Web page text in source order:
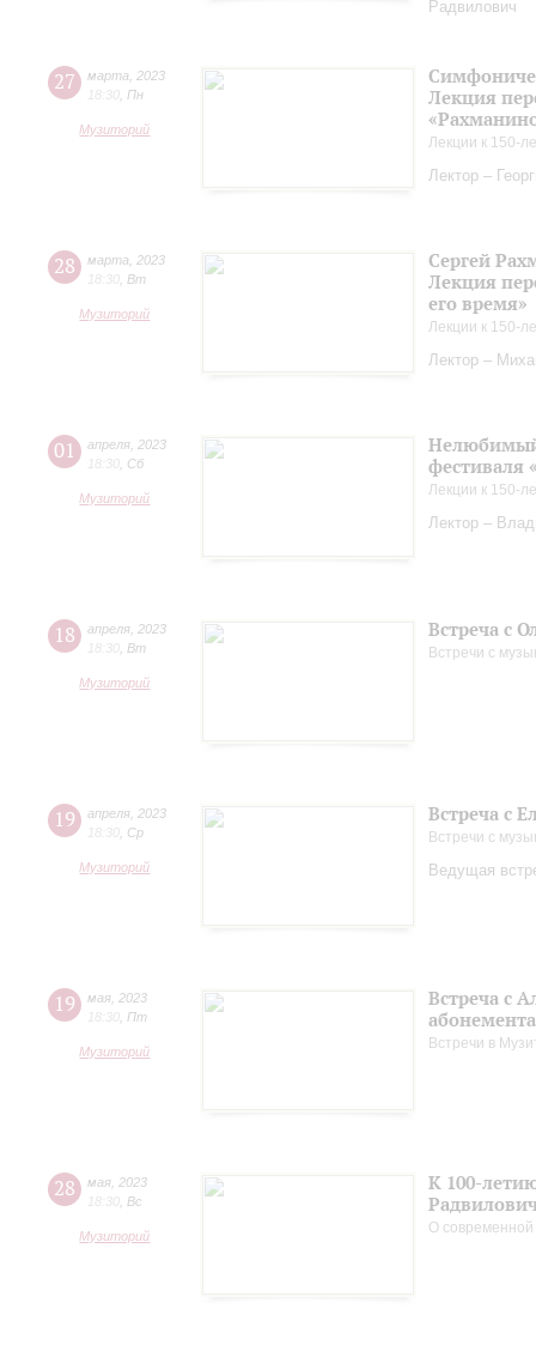
Радвилович
27 марта
2023
18:30 Пн
Музиторий
Лекция
Лекции к 150-
Лектор –
28 марта
2023
18:30 Вт
Музиторий
Сергей
Лекция
его время»
Лекции к 150-
Лектор –
01 апреля 2023
18:30 Сб
Музиторий
фестиваля
Лекции к 150-
Лектор –
18 апреля 2023
18:30 Вт
Музиторий
Встреча с
Встречи с
19 апреля 2023
18:30 Ср
Музиторий
Встреча с
Встречи с
Ведущая
19 мая 2023
18:30 Пт
Музиторий
Встреча с
Встречи в
28 мая 2023
18:30 Вс
Музиторий
К 100-
О